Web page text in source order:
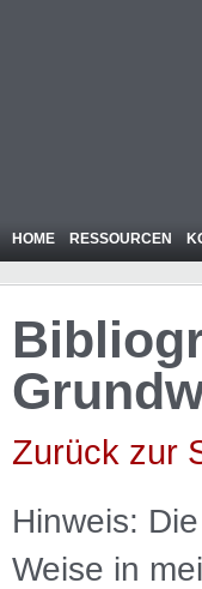
HOME RESSOURCEN
Zurück zur
Hinweis:
Weise in